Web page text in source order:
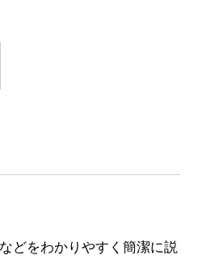
どをわかりやすく簡潔に説